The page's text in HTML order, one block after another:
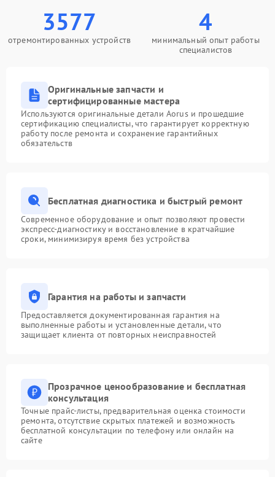
3577
отремонтированных устройств
4
минимальный опыт работы
специалистов
Оригинальные запчасти и
сертифицированные мастера
Используются оригинальные детали Aorus и прошедшие
сертификацию специалисты, что гарантирует корректную
работу после ремонта и сохранение гарантийных
обязательств
Бесплатная диагностика и быстрый ремонт
Современное оборудование и опыт позволяют провести
экспресс-диагностику и восстановление в кратчайшие
сроки, минимизируя время без устройства
Гарантия на работы и запчасти
Предоставляется документированная гарантия на
выполненные работы и установленные детали, что
защищает клиента от повторных неисправностей
Прозрачное ценообразование и бесплатная
консультация
Точные прайс-листы, предварительная оценка стоимости
ремонта, отсутствие скрытых платежей и возможность
бесплатной консультации по телефону или онлайн на
сайте